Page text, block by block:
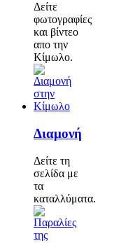
Δείτε
φωτογραφίες
και βίντεο
απο την
Κίμωλο.
Διαμονή
Δείτε τη
σελίδα με
τα
καταλλύματα.